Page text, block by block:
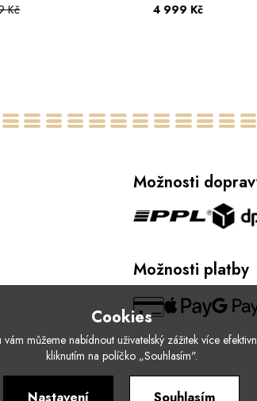
Kč
4 999 Kč
Možnosti
Možnosti platby
Cookies
můžeme nabídnout uživatelský zážitek více
kliknutím na políčko „Souhlasím".